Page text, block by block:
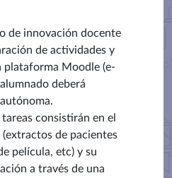
de innovación docente
de actividades y
plataforma Moodle (e-
deberá
consistirán en el
de pacientes
película, etc) y su
a través de una